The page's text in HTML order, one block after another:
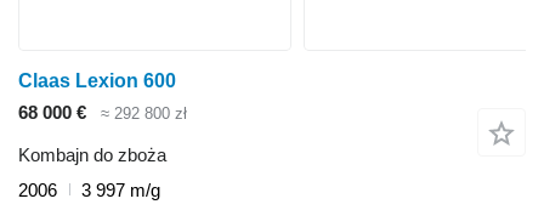
Claas Lexion 600
68 000 €
≈ 292 800 zł
Kombajn do zboża
2006
3 997 m/g